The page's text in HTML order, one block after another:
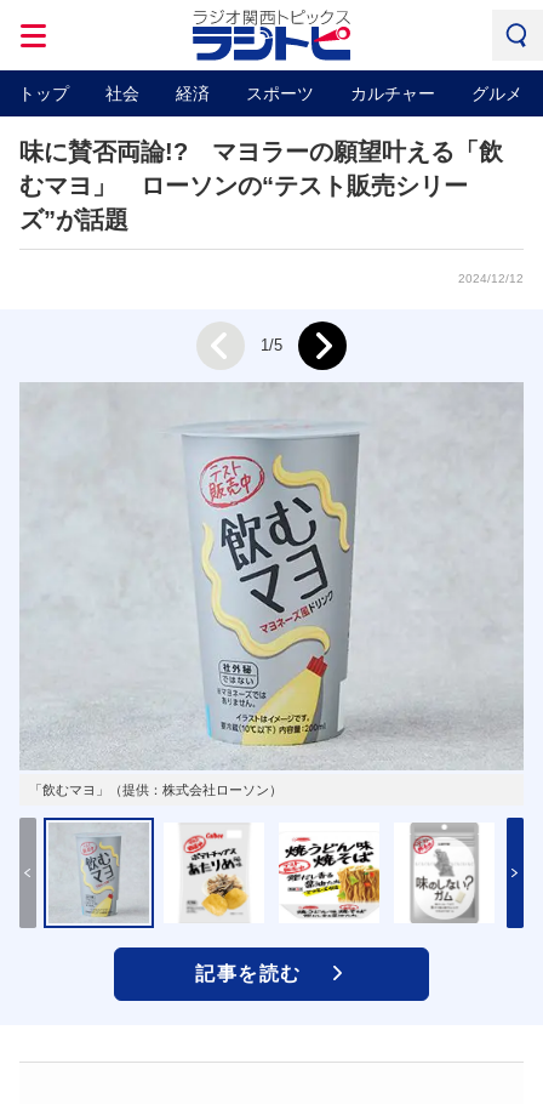
トップ 社会 経済 スポーツ カルチャー グルメ
味に賛否両論!? マヨラーの願望叶える「飲
むマヨ」 ローソンの“テスト販売シリー
ズ”が話題
2024/12/12
「飲むマヨ」（提供：株式会社ローソン）
Prev 1/5 Next
記事を読む